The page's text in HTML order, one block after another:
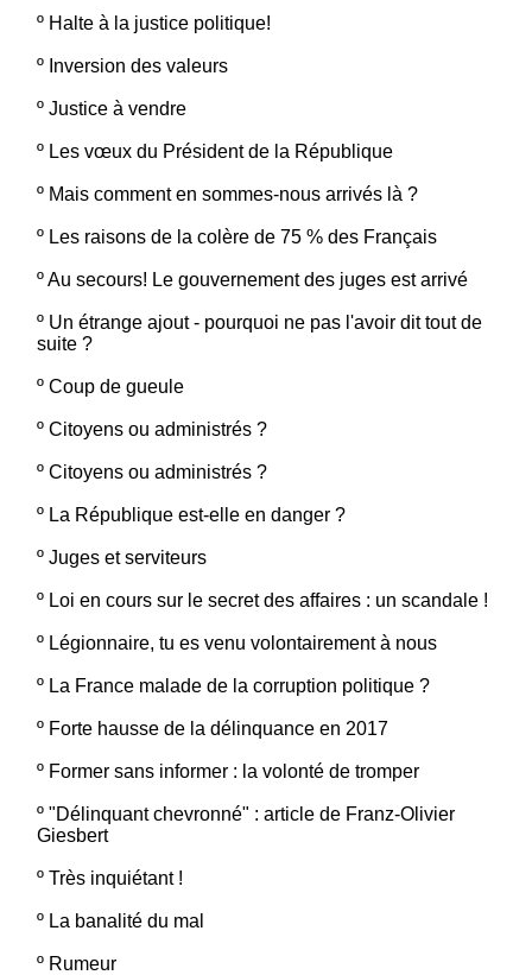
º Halte à la justice politique!
º Inversion des valeurs
º Justice à vendre
º Les vœux du Président de la République
º Mais comment en sommes-nous arrivés là ?
º Les raisons de la colère de 75 % des Français
ºAu secours! Le gouvernement des juges est arrivé
º Un étrange ajout - pourquoi ne pas l'avoir dit tout de
suite ?
º Coup de gueule
º Citoyens ou administrés ?
º Citoyens ou administrés ?
º La République est-elle en danger ?
º Juges et serviteurs
º Loi en cours sur le secret des affaires : un scandale !
º Légionnaire, tu es venu volontairement à nous
º La France malade de la corruption politique ?
º Forte hausse de la délinquance en 2017
º Former sans informer : la volonté de tromper
º "Délinquant chevronné" : article de Franz-Olivier
Giesbert
º Très inquiétant !
º La banalité du mal
º Rumeur